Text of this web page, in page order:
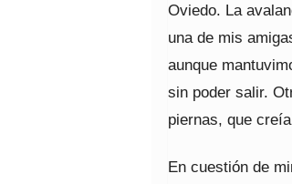
Oviedo. La
una de mis
aunque
sin poder salir.
piernas, que
En cuestión de